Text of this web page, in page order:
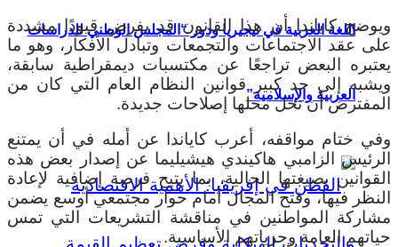
اللغة العربية في نيجيريا ودور “المجلس الوطني للدراسات
العربية والإسلامية”
ويوضح كاياندا أن هذا القانون قد يفرض قيودًا مشددة
على عقد الاجتماعات والتجمعات وتبادل الأفكار، وهو ما
يعتبره البعض تراجعًا عن مكتسبات ديمقراطية سابقة،
ويشبه إلى حد كبير قوانين النظام العام التي كان من
المفترض أن تحل محلها إصلاحات جديدة.
وفي ختام مواقفه، أعرب كاياندا عن أمله في أن يمتنع
الرئيس الزامبي هاكيندي هيشيليما عن إصدار بعض هذه
القوانين بصيغتها الحالية، بما يتيح فرصة إضافية لإعادة
النظر فيها، وفتح المجال أمام حوار مجتمعي أوسع يضمن
مشاركة المواطنين في مناقشة التشريعات التي تمس
حياتهم العامة وحرياتهم الأساسية.